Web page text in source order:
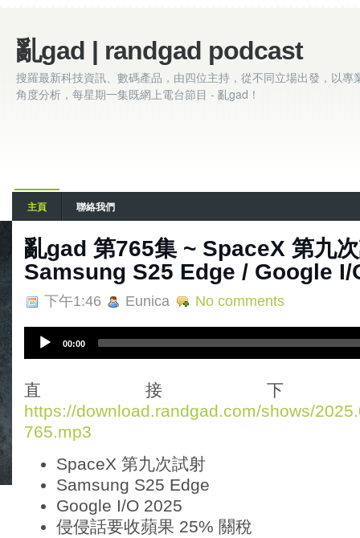
亂gad | randgad podcast
搜羅最新科技資訊、數碼產品，由四位主持，從不同立場出發，以專
角度分析，每星期一集既網上電台節目 - 亂gad！
主頁 聯絡我們
亂‌‌‌gad‌‌‌ ‌‌‌‌‌第‌‌‌765集 ~ SpaceX 第九
Samsung S25 Edge / Google I/
下午1:46 Eunica No comments
i
o
P
l
00:00
直接
https://download.randgad.com/shows/
765.mp3
SpaceX 第九次試射
Samsung S25 Edge
Google I/O 2025
侵侵話要收蘋果 25% 關稅